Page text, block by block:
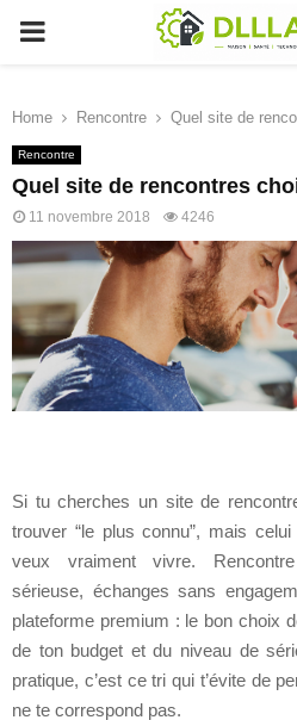
PRIMARY
Home Rencontre Quel site de
Rencontre
Quel site de rencontres
11 novembre 2018 4246
Si tu cherches un site de
trouver “le plus connu”, mais
veux vraiment vivre.
sérieuse, échanges sans
plateforme premium : le bon choix
de ton budget et du niveau de
pratique, c’est ce tri qui t’évite de
ne te correspond pas.